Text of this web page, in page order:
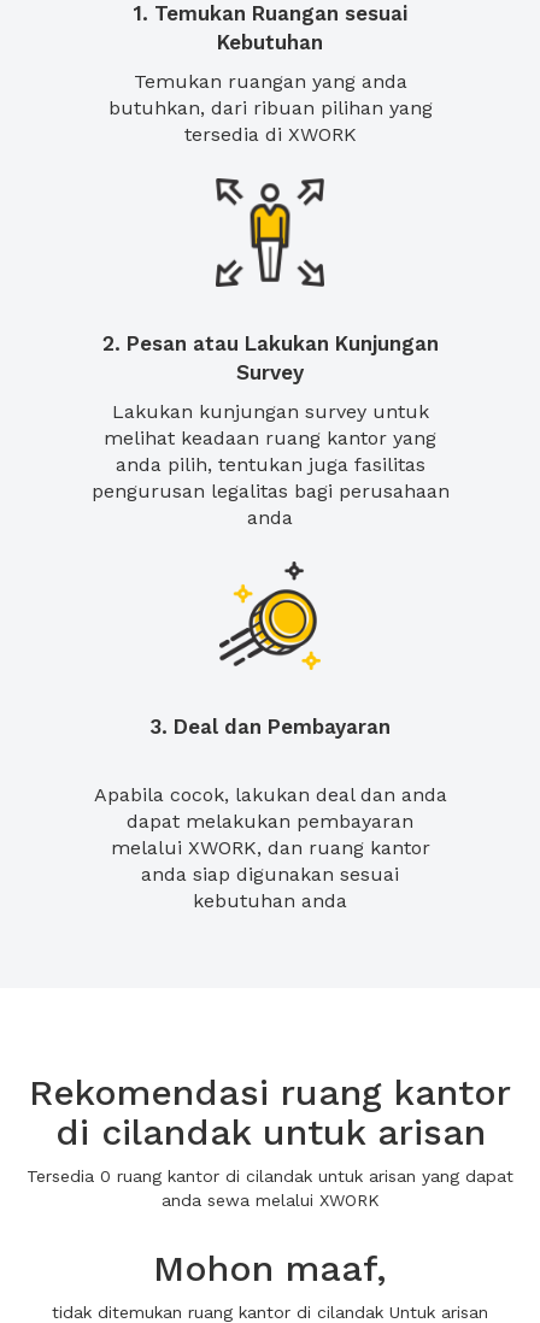
1. Temukan Ruangan sesuai
Kebutuhan
Temukan ruangan yang anda
butuhkan, dari ribuan pilihan yang
tersedia di XWORK
2. Pesan atau Lakukan Kunjungan
Survey
Lakukan kunjungan survey untuk
melihat keadaan ruang kantor yang
anda pilih, tentukan juga fasilitas
pengurusan legalitas bagi perusahaan
anda
3. Deal dan Pembayaran
Apabila cocok, lakukan deal dan anda
dapat melakukan pembayaran
melalui XWORK, dan ruang kantor
anda siap digunakan sesuai
kebutuhan anda
Rekomendasi ruang kantor
di cilandak untuk arisan
Tersedia 0 ruang kantor di cilandak untuk arisan yang dapat
anda sewa melalui XWORK
Mohon maaf,
tidak ditemukan ruang kantor di cilandak Untuk arisan